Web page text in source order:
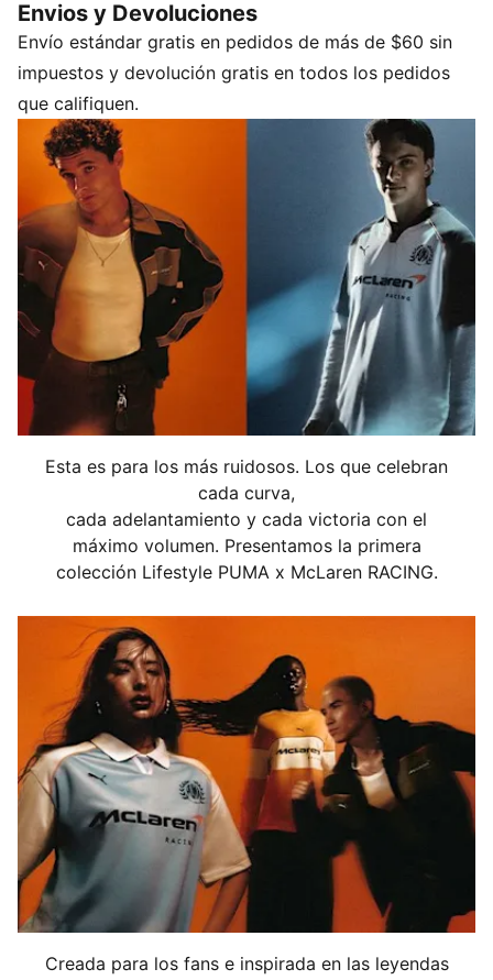
para correr, tanto en la calle como al volante.
CARACTERÍSTICAS Y BENEFICIOS
Fabricado con al menos un 50 % de materiales
reciclados.
DETALLES
Corte: regular
Tipo de material principal: tejido de toalla
Cierre: Cintura elástica con cordones
Largo: regular
Cintura: media
Envios y Devoluciones
Envío estándar gratis en pedidos de más de $60 sin
impuestos y devolución gratis en todos los pedidos
que califiquen.
Esta es para los más ruidosos. Los que celebran
cada curva,
cada adelantamiento y cada victoria con el
máximo volumen. Presentamos la primera
colección Lifestyle PUMA x McLaren RACING.
Creada para los fans e inspirada en las leyendas